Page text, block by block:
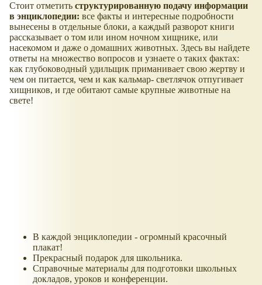
Стоит отметить структурированную подачу информации
в энциклопедии: все факты и интересные подробности
вынесены в отдельные блоки, а каждый разворот книги
рассказывает о том или ином ночном хищнике, или
насекомом и даже о домашних животных. Здесь вы найдете
ответы на множество вопросов и узнаете о таких фактах:
как глубоководный удильщик приманивает свою жертву и
чем он питается, чем и как кальмар- светлячок отпугивает
хищников, и где обитают самые крупные животные на
свете!
В каждой энциклопедии - огромный красочный
плакат!
Прекрасный подарок для школьника.
Справочные материалы для подготовки школьных
докладов, уроков и конференции.